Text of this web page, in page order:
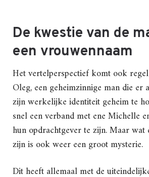
De kwestie van de
een vrouwennaam
Het vertelperspectief komt ook
Oleg, een geheimzinnige man die er
zijn werkelijke identiteit geheim te
snel een verband met ene Michelle
hun opdrachtgever te zijn. Maar wat
zijn is ook weer een groot mysterie.
Dit heeft allemaal met de